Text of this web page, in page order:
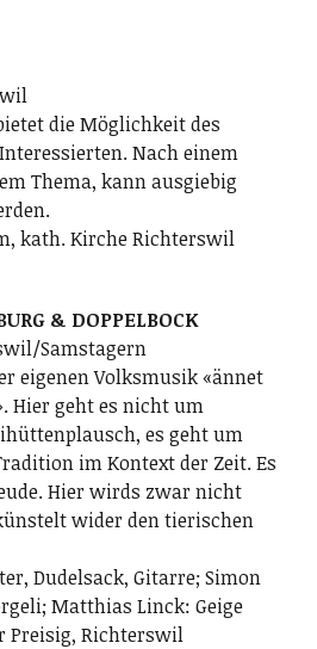
die Möglichkeit des
Nach einem
Thema, kann ausgiebig
kath. Kirche Richterswil
& DOPPELBOCK
Samstagern
eigenen Volksmusik «ännet
Hier geht es nicht um
es geht um
im Kontext der Zeit. Es
Hier wirds zwar nicht
wider den tierischen
Dudelsack, Gitarre; ­Simon
Matthias Linck: Geige
Preisig, Richterswil